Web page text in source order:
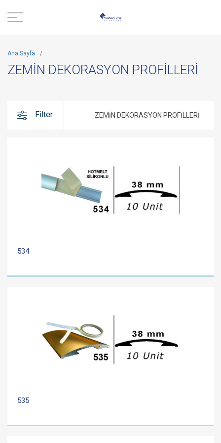
Ana Sayfa /
ZEMİN DEKORASYON PROFİLLERİ
Filter ZEMİN DEKORASYON PROFİLLERİ
534
535